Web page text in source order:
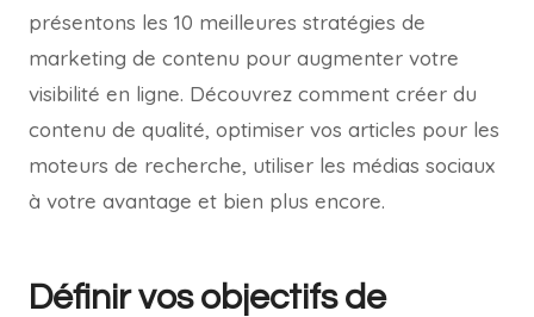
présentons les 10 meilleures stratégies de
marketing de contenu pour augmenter votre
visibilité en ligne. Découvrez comment créer du
contenu de qualité, optimiser vos articles pour les
moteurs de recherche, utiliser les médias sociaux
à votre avantage et bien plus encore.
Définir vos objectifs de